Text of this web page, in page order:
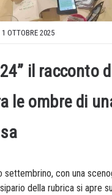
1 OTTOBRE 2025
il racconto
le ombre di
settembrino, con una
della rubrica si apre